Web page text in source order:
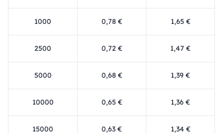
1000 0,78 € 1,65 €
2500 0,72 € 1,47 €
5000 0,68 € 1,39 €
10000 0,65 € 1,36 €
15000 0,63 € 1,34 €